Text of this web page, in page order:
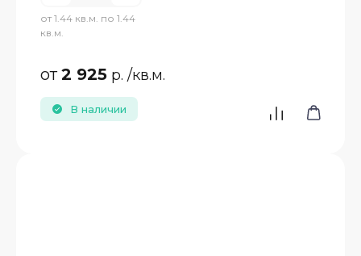
от 1.44 кв.м. по 1.44
кв.м.
от2 925 р. /кв.м.
В наличии